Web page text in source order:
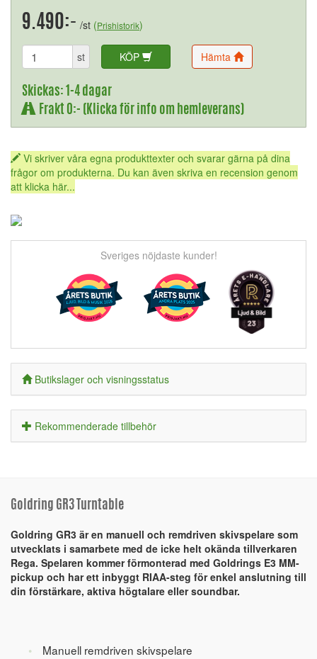
9.490:- /st (Prishistorik)
st KÖP Hämta
Skickas: 1-4 dagar
Frakt 0:- (Klicka för info om hemleverans)
Vi skriver våra egna produkttexter och svarar gärna på dina
frågor om produkterna. Du kan även skriva en recension genom
att klicka här...
Sveriges nöjdaste kunder!
Butikslager och visningsstatus
Rekommenderade tillbehör
Goldring GR3 Turntable
Goldring GR3 är en manuell och remdriven skivspelare som
utvecklats i samarbete med de icke helt okända tillverkaren
Rega. Spelaren kommer förmonterad med Goldrings E3 MM-
pickup och har ett inbyggt RIAA-steg för enkel anslutning till
din förstärkare, aktiva högtalare eller soundbar.
Manuell remdriven skivspelare